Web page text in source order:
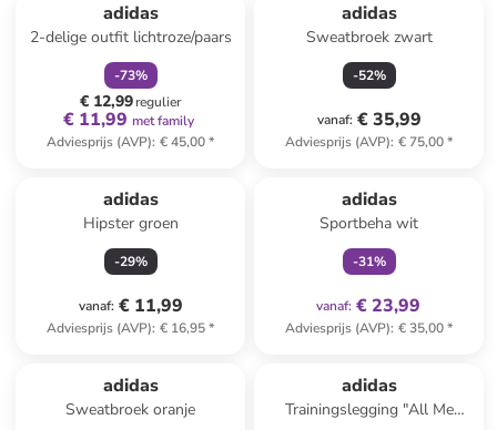
adidas
2-delige outfit lichtroze/paars
-73%
€ 12,99regulier
€ 11,99 met family
Adviesprijs (AVP): € 45,00*
adidas
Sweatbroek zwart
-52%
vanaf: € 35,99
Adviesprijs (AVP): € 75,00*
adidas
Hipster groen
-29%
vanaf: € 11,99
Adviesprijs (AVP): € 16,95*
adidas
Sportbeha wit
-31%
vanaf: € 23,99
Adviesprijs (AVP): € 35,00*
adidas
Sweatbroek oranje
adidas
Trainingslegging "All Me